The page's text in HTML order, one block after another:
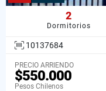
2
Dormitorios
10137684
PRECIO ARRIENDO
$550.000
Pesos Chilenos